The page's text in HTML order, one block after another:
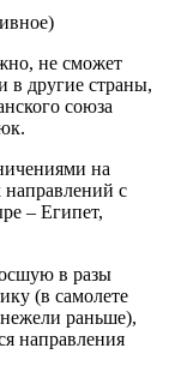
не сможет
в другие страны,
союза
на
направлений с
– Египет,
в разы
(в самолете
раньше),
направления